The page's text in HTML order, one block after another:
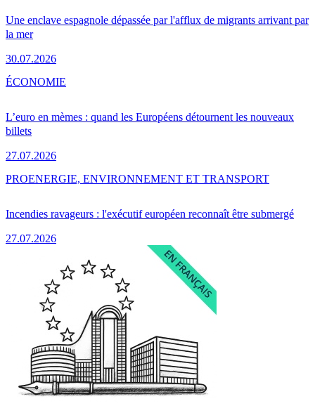
Une enclave espagnole dépassée par l'afflux de migrants arrivant par
la mer
30.07.2026
L’euro en mèmes : quand les Européens détournent les nouveaux
billets
27.07.2026
ÉCONOMIE
Incendies ravageurs : l'exécutif européen reconnaît être submergé
27.07.2026
PROENERGIE, ENVIRONNEMENT ET TRANSPORT